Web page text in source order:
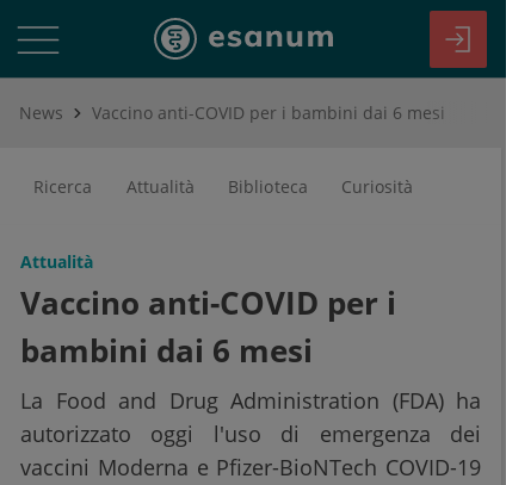
News Vaccino anti-COVID per i bambini dai 6 mesi
Ricerca Attualità Biblioteca Curiosità
Attualità
Vaccino anti-COVID per i
bambini dai 6 mesi
La Food and Drug Administration (FDA) ha
autorizzato oggi l'uso di emergenza dei
vaccini Moderna e Pfizer-BioNTech COVID-19